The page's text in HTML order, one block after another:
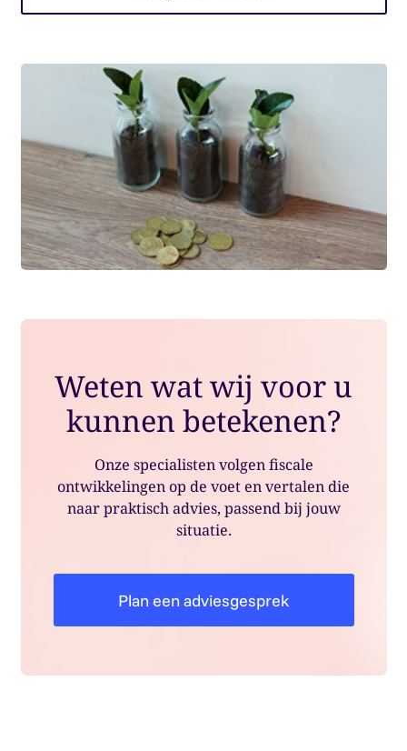
Weten wat wij voor u
kunnen betekenen?
Onze specialisten volgen fiscale
ontwikkelingen op de voet en vertalen die
naar praktisch advies, passend bij jouw
situatie.
Plan een adviesgesprek